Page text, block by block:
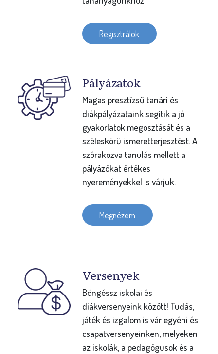
Regisztrálok
Pályázatok
Magas presztízsű tanári és
diákpályázataink segítik a jó
gyakorlatok megosztását és a
széleskörű ismeretterjesztést. A
szórakozva tanulás mellett a
pályázókat értékes
nyereményekkel is várjuk.
Megnézem
Versenyek
Böngéssz iskolai és
diákversenyeink között! Tudás,
játék és izgalom is vár egyéni és
csapatversenyeinken, melyeken
az iskolák, a pedagógusok és a